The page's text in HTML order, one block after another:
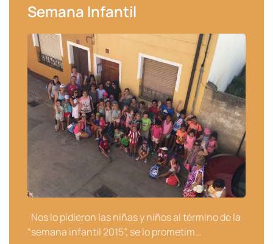
Semana Infantil
Nos lo pidieron las niñas y niños al término de la
“semana infantil 2015”, se lo prometim…